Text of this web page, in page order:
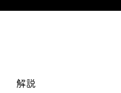
解説